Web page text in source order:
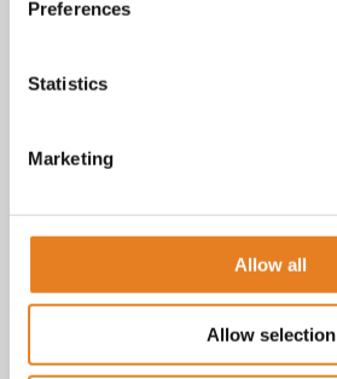
Preferences
Statistics
Marketing
Allow all
Allow selection